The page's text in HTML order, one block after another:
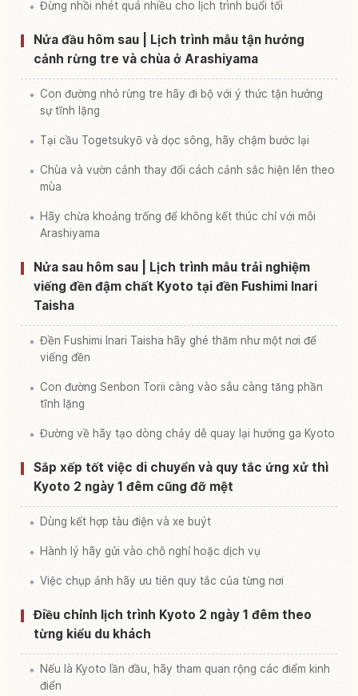
Đừng nhồi nhét quá nhiều cho lịch trình buổi tối
Nửa đầu hôm sau | Lịch trình mẫu tận hưởng
cảnh rừng tre và chùa ở Arashiyama
Con đường nhỏ rừng tre hãy đi bộ với ý thức tận hưởng
sự tĩnh lặng
Tại cầu Togetsukyō và dọc sông, hãy chậm bước lại
Chùa và vườn cảnh thay đổi cách cảnh sắc hiện lên theo
mùa
Hãy chừa khoảng trống để không kết thúc chỉ với mỗi
Arashiyama
Nửa sau hôm sau | Lịch trình mẫu trải nghiệm
viếng đền đậm chất Kyoto tại đền Fushimi Inari
Taisha
Đền Fushimi Inari Taisha hãy ghé thăm như một nơi để
viếng đền
Con đường Senbon Torii càng vào sâu càng tăng phần
tĩnh lặng
Đường về hãy tạo dòng chảy dễ quay lại hướng ga Kyoto
Sắp xếp tốt việc di chuyển và quy tắc ứng xử thì
Kyoto 2 ngày 1 đêm cũng đỡ mệt
Dùng kết hợp tàu điện và xe buýt
Hành lý hãy gửi vào chỗ nghỉ hoặc dịch vụ
Việc chụp ảnh hãy ưu tiên quy tắc của từng nơi
Điều chỉnh lịch trình Kyoto 2 ngày 1 đêm theo
từng kiểu du khách
Nếu là Kyoto lần đầu, hãy tham quan rộng các điểm kinh
điển